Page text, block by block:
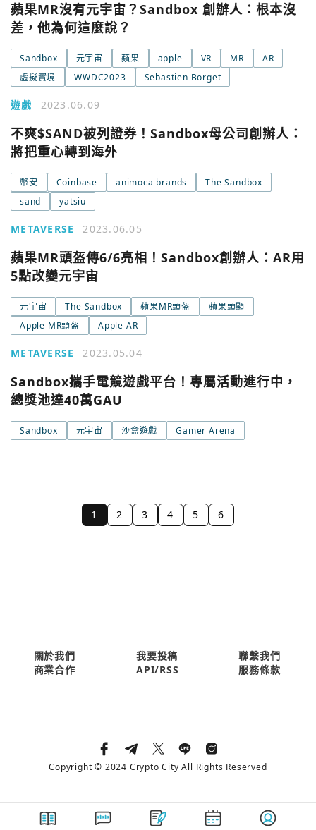
蘋果MR沒有元宇宙？Sandbox 創辦人：根本沒
差，他為何這麼說？
Sandbox 元宇宙 蘋果 apple VR MR
AR
虛擬實境
WWDC2023 Sebastien Borget
遊戲 2023.06.09
不爽$SAND被列證券！Sandbox母公司創辦人：
將把重心轉到海外
幣安 Coinbase animoca brands
The Sandbox
sand
yatsiu
METAVERSE 2023.06.05
蘋果MR頭盔傳6/6亮相！Sandbox創辦人：AR用
5點改變元宇宙
元宇宙 The Sandbox 蘋果MR頭盔
蘋果頭顯
Apple MR頭盔
Apple AR
METAVERSE 2023.05.04
Sandbox攜手電競遊戲平台！專屬活動進行中，
總獎池達40萬GAU
Sandbox 元宇宙 沙盒遊戲 Gamer Arena
1 2 3 4 5 6
繼續表示您已同意 服務條款與隱私政策
關於我們 我要投稿
聯繫我們
商業合作
API/RSS 服務條款
Copyright © 2024 Crypto City All Rights Reserved